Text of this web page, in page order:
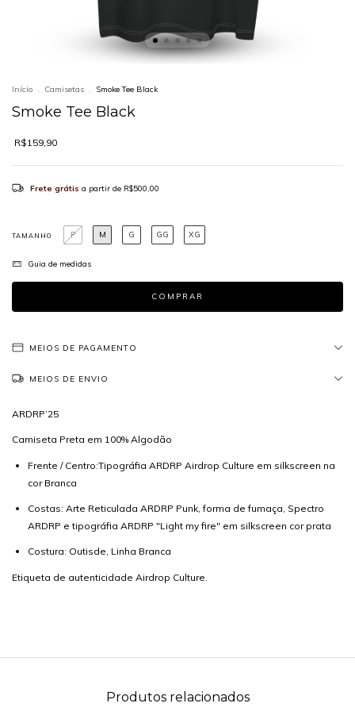
Início . Camisetas . Smoke Tee Black
Smoke Tee Black
R$159,90
Frete grátis a partir de R$500,00
TAMANHO P M G GG XG
Guia de medidas
MEIOS DE PAGAMENTO
MEIOS DE ENVIO
ARDRP’25
Camiseta Preta em 100% Algodão
Frente / Centro:Tipográfia ARDRP Airdrop Culture em silkscreen na
cor Branca
Costas: Arte Reticulada ARDRP Punk, forma de fumaça, Spectro
ARDRP e tipográfia ARDRP "Light my fire" em silkscreen cor prata
Costura: Outisde, Linha Branca
Etiqueta de autenticidade Airdrop Culture.
Produtos relacionados